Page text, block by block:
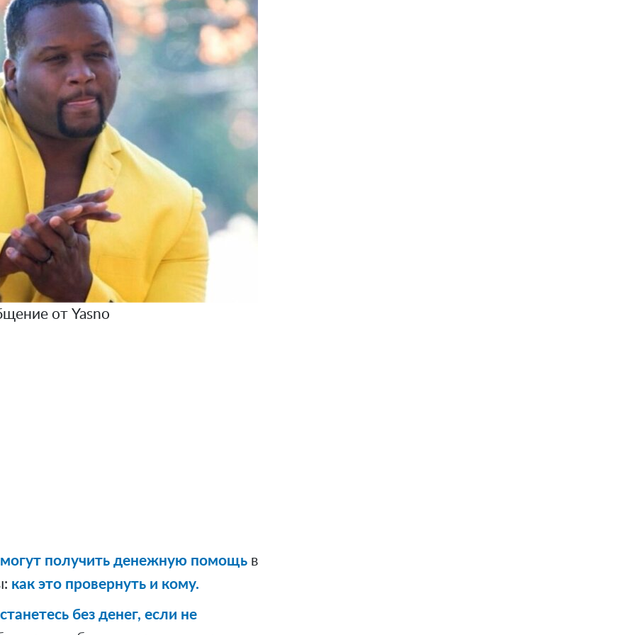
от Yasno
получить денежную помощь в
как это провернуть и кому.
без денег, если не